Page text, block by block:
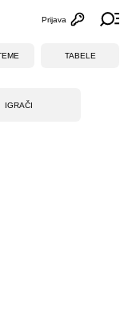
Otvori
Prijava
TABELE
IGRAČI